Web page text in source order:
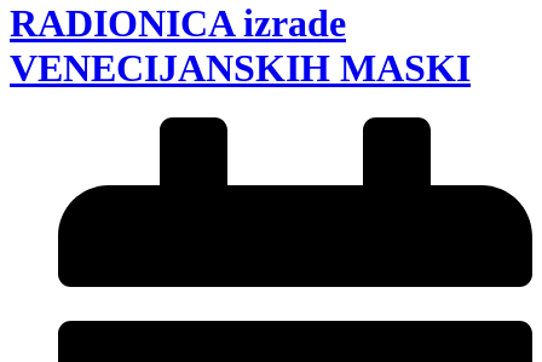
RADIONICA izrade
VENECIJANSKIH MASKI